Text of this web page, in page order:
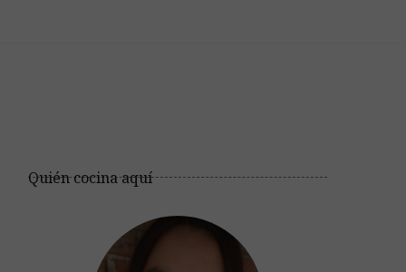
Quién cocina aquí